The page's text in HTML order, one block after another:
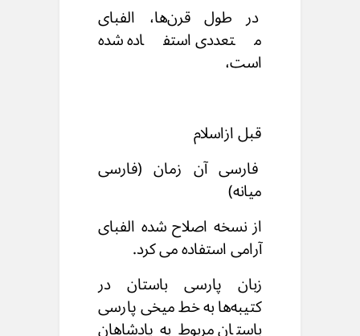
در طول قرن‌ها، الفبای
متعددی استفاده شده
است،
قبل ازاسلام
فارسی آن زمان (فارسی
میانه)
از نسخه اصلاح شده الفبای
آرامی استفاده می کرد.
زبان پارسی باستان در
کتیبه‌ها به خط میخی پارسی